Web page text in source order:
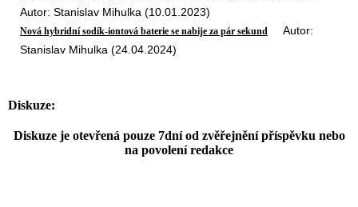
Autor: Stanislav Mihulka (10.01.2023)
Nová hybridní sodík-iontová baterie se nabije za pár sekund
Autor:
Stanislav Mihulka (24.04.2024)
Diskuze:
Diskuze je otevřená pouze 7dní od zvěřejnění příspěvku nebo
na povolení redakce